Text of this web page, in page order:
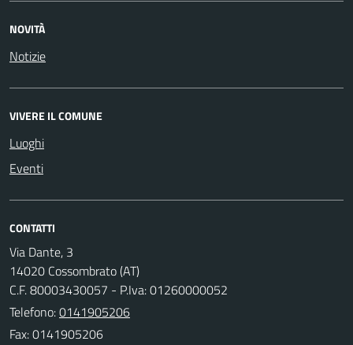
NOVITÀ
Notizie
VIVERE IL COMUNE
Luoghi
Eventi
CONTATTI
Via Dante, 3
14020 Cossombrato (AT)
C.F. 80003430057 - P.Iva: 01260000052
Telefono:0141905206
Fax: 0141905206